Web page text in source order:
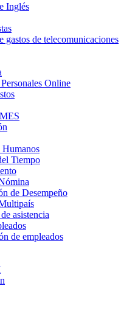
Inglés
gastos de telecomunicaciones
Online
Humanos
Tiempo
de Desempeño
asistencia
de empleados